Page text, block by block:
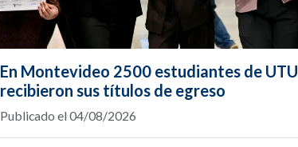
En Montevideo 2500 estudiantes de UTU
recibieron sus títulos de egreso
Publicado el 04/08/2026